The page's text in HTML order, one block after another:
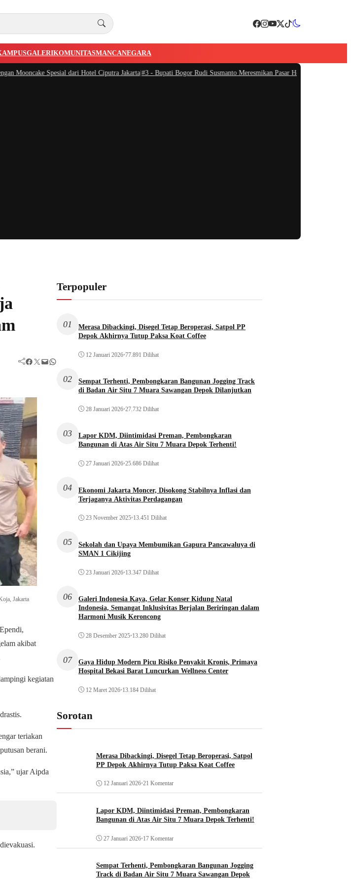
GALERIKOMUNITASMANCANEGARA
Spesial dari Hotel Ciputra Jakarta|#3 -Bupati Bogor Rudi Susmanto Meresmikan Pasar Hewan Jonggol, Jadi
Facebook Twitter Mail WhatsApp
Jakarta
akibat
kegiatan
teriakan
berani.
ujar Aipda
Terpopuler
01
Merasa Dibackingi, Disegel Tetap Beroperasi, Satpol PP
Depok Akhirnya Tutup Paksa Koat Coffee
12 Januari 2026•77.891 Dilihat
02
Sempat Terhenti, Pembongkaran Bangunan Jogging Track
di Badan Air Situ 7 Muara Sawangan Depok Dilanjutkan
28 Januari 2026•27.732 Dilihat
03
Lapor KDM, Diintimidasi Preman, Pembongkaran
Bangunan di Atas Air Situ 7 Muara Depok Terhenti!
27 Januari 2026•25.686 Dilihat
04
Ekonomi Jakarta Moncer, Disokong Stabilnya Inflasi dan
Terjaganya Aktivitas Perdagangan
23 November 2025•13.451 Dilihat
05
Sekolah dan Upaya Membumikan Gapura Pancawaluya di
SMAN 1 Cikijing
23 Januari 2026•13.347 Dilihat
06
Galeri Indonesia Kaya, Gelar Konser Kidung Natal
Indonesia, Semangat Inklusivitas Berjalan Beriringan dalam
Harmoni Musik Keroncong
28 Desember 2025•13.280 Dilihat
07
Gaya Hidup Modern Picu Risiko Penyakit Kronis, Primaya
Hospital Bekasi Barat Luncurkan Wellness Center
12 Maret 2026•13.184 Dilihat
Sorotan
Merasa Dibackingi, Disegel Tetap Beroperasi, Satpol
PP Depok Akhirnya Tutup Paksa Koat Coffee
12 Januari 2026•21 Komentar
Lapor KDM, Diintimidasi Preman, Pembongkaran
Bangunan di Atas Air Situ 7 Muara Depok Terhenti!
27 Januari 2026•17 Komentar
Sempat Terhenti, Pembongkaran Bangunan Jogging
Track di Badan Air Situ 7 Muara Sawangan Depok